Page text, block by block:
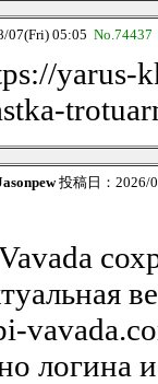
07(Fri) 05:05 No.74437
投稿日：2026/
логина